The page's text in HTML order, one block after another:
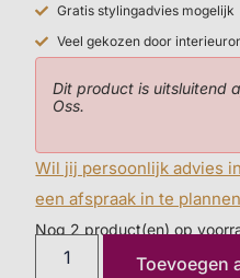
Bezoek onze winkel en
zijn!
Gratis stylingadvies mogelijk
Veel gekozen door
Dit product is uitsluitend
Oss.
Wil jij persoonlijk advies
een afspraak in te plannen
Nog 2 product(en) op
Toevoegen